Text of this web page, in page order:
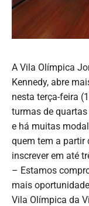
A Vila Olímpica
Kennedy, abre
nesta terça-feira
turmas de
e há muitas
quem tem a partir
inscrever em até
– Estamos
mais
Vila Olímpica da